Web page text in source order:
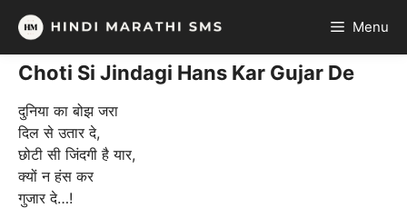
Skip
content
Menu
Choti Si Jindagi Hans Kar Gujar De
दुनिया का बोझ जरा
दिल से उतार दे,
छोटी सी जिंदगी है यार,
क्यों न हंस कर
गुजार दे…!